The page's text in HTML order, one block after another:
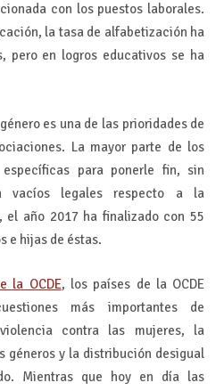
con los puestos laborales.
la tasa de alfabetización ha
pero en logros educativos se ha
es una de las prioridades de
La mayor parte de los
para ponerle fin, sin
vacíos legales respecto a la
el año 2017 ha finalizado con 55
e hijas de éstas.
la OCDE, los países de la OCDE
más importantes de
contra las mujeres, la
géneros y la distribución desigual
Mientras que hoy en día las